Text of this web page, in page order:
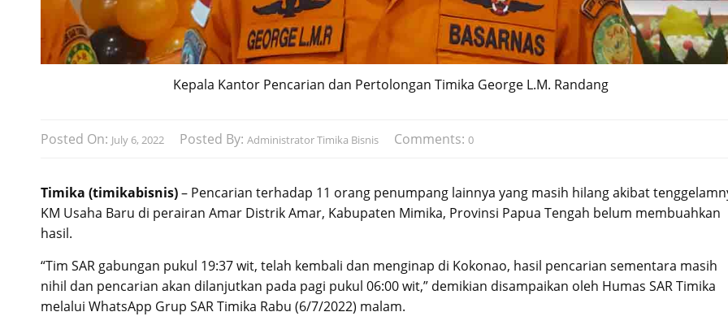
Kepala Kantor Pencarian dan Pertolongan Timika George L.M. Randang
Posted On: July 6, 2022 Posted By: Administrator Timika Bisnis Comments: 0
Timika (timikabisnis)– Pencarian terhadap 11 orang penumpang lainnya yang masih hilang akibat
KM Usaha Baru di perairan Amar Distrik Amar, Kabupaten Mimika, Provinsi Papua Tengah belum membuahkan
hasil.
“Tim SAR gabungan pukul 19:37 wit, telah kembali dan menginap di Kokonao, hasil pencarian sementara masih
nihil dan pencarian akan dilanjutkan pada pagi pukul 06:00 wit,” demikian disampaikan oleh Humas SAR Timika
melalui WhatsApp Grup SAR Timika Rabu (6/7/2022) malam.